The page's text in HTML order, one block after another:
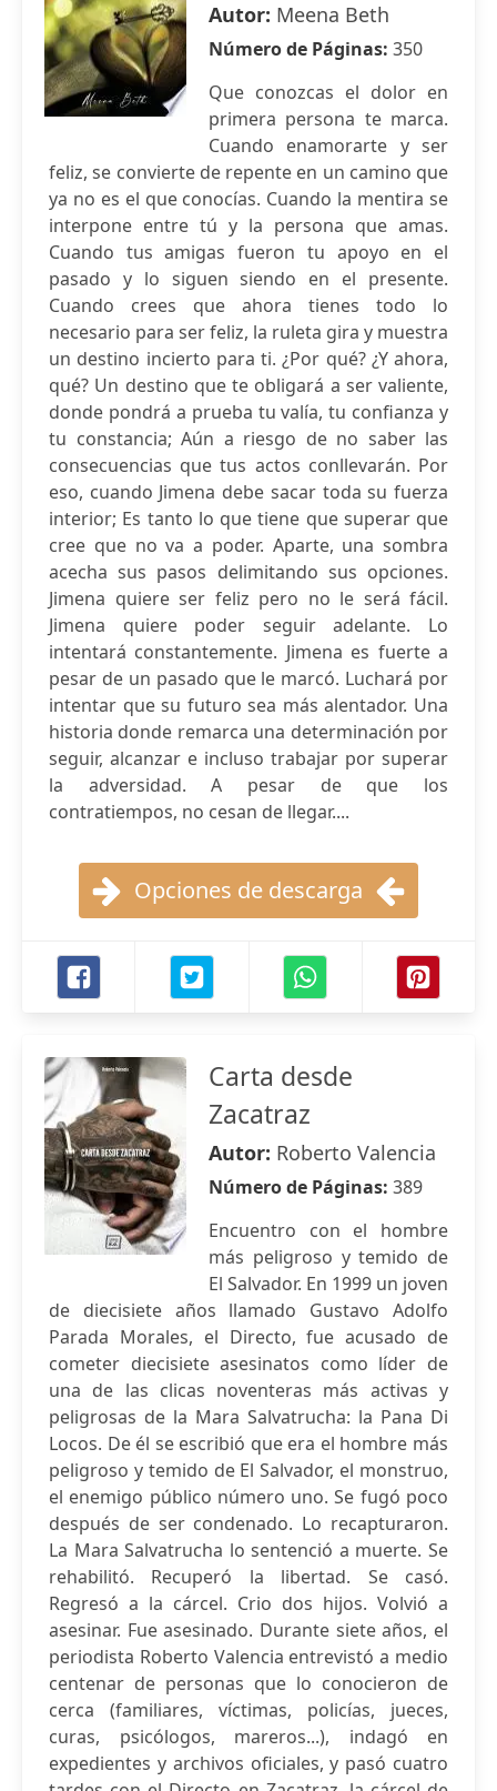
Autor: Meena Beth
Número de Páginas: 350
Que conozcas el dolor en
primera persona te marca.
Cuando enamorarte y ser
feliz, se convierte de repente en un camino que
ya no es el que conocías. Cuando la mentira se
interpone entre tú y la persona que amas.
Cuando tus amigas fueron tu apoyo en el
pasado y lo siguen siendo en el presente.
Cuando crees que ahora tienes todo lo
necesario para ser feliz, la ruleta gira y muestra
un destino incierto para ti. ¿Por qué? ¿Y ahora,
qué? Un destino que te obligará a ser valiente,
donde pondrá a prueba tu valía, tu confianza y
tu constancia; Aún a riesgo de no saber las
consecuencias que tus actos conllevarán. Por
eso, cuando Jimena debe sacar toda su fuerza
interior; Es tanto lo que tiene que superar que
cree que no va a poder. Aparte, una sombra
acecha sus pasos delimitando sus opciones.
Jimena quiere ser feliz pero no le será fácil.
Jimena quiere poder seguir adelante. Lo
intentará constantemente. Jimena es fuerte a
pesar de un pasado que le marcó. Luchará por
intentar que su futuro sea más alentador. Una
historia donde remarca una determinación por
seguir, alcanzar e incluso trabajar por superar
la adversidad. A pesar de que los
contratiempos, no cesan de llegar....
Opciones de descarga
Carta desde
Zacatraz
Autor: Roberto Valencia
Número de Páginas: 389
Encuentro con el hombre
más peligroso y temido de
El Salvador. En 1999 un joven
de diecisiete años llamado Gustavo Adolfo
Parada Morales, el Directo, fue acusado de
cometer diecisiete asesinatos como líder de
una de las clicas noventeras más activas y
peligrosas de la Mara Salvatrucha: la Pana Di
Locos. De él se escribió que era el hombre más
peligroso y temido de El Salvador, el monstruo,
el enemigo público número uno. Se fugó poco
después de ser condenado. Lo recapturaron.
La Mara Salvatrucha lo sentenció a muerte. Se
rehabilitó. Recuperó la libertad. Se casó.
Regresó a la cárcel. Crio dos hijos. Volvió a
asesinar. Fue asesinado. Durante siete años, el
periodista Roberto Valencia entrevistó a medio
centenar de personas que lo conocieron de
cerca (familiares, víctimas, policías, jueces,
curas, psicólogos, mareros...), indagó en
expedientes y archivos oficiales, y pasó cuatro